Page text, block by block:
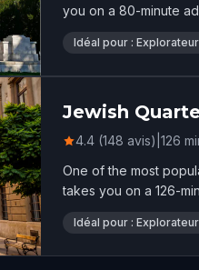
you on a 80-minute
Idéal pour :
Jewish
4.4 (148 avis) 126
One of the most
takes you on a 126-
Idéal pour :